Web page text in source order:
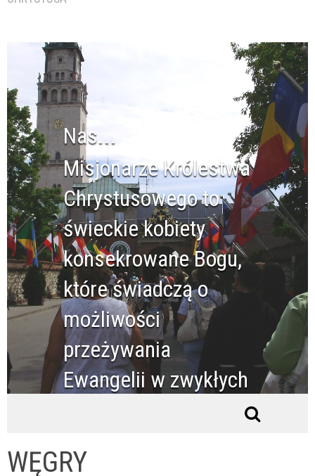
Nas...
Misjonarze Królestwa
Chrystusowego to
świeckie kobiety
konsekrowane Bogu,
które świadczą o
możliwości
przeżywania
Ewangelii w zwykłych
WĘGRY